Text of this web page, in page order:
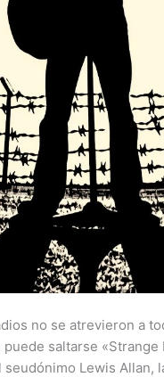
no se atrevieron a
puede saltarse «Strange
Lewis